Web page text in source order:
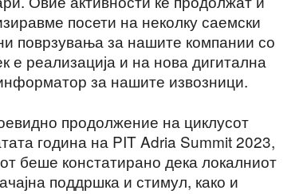
посети на неколку саемски
поврзувања за нашите компании со
е реализација и на нова дигитална
за нашите извозници.
продолжение на циклусот
година на PIT Adria Summit 2023,
беше констатирано дека локалниот
поддршка и стимул, како и